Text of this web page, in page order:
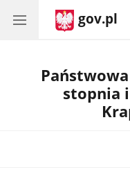
gov.pl
stopnia